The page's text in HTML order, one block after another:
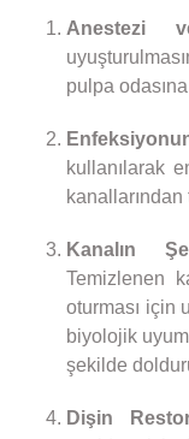
Anestezi
pulpa
kullanılarak
Kanalın
Temizlenen
oturması için
biyolojik
şekilde
Dişin